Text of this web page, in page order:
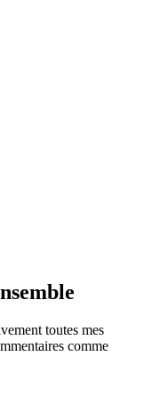
toutes mes
comme